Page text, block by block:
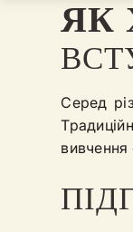
ЯК
Серед
вивчення